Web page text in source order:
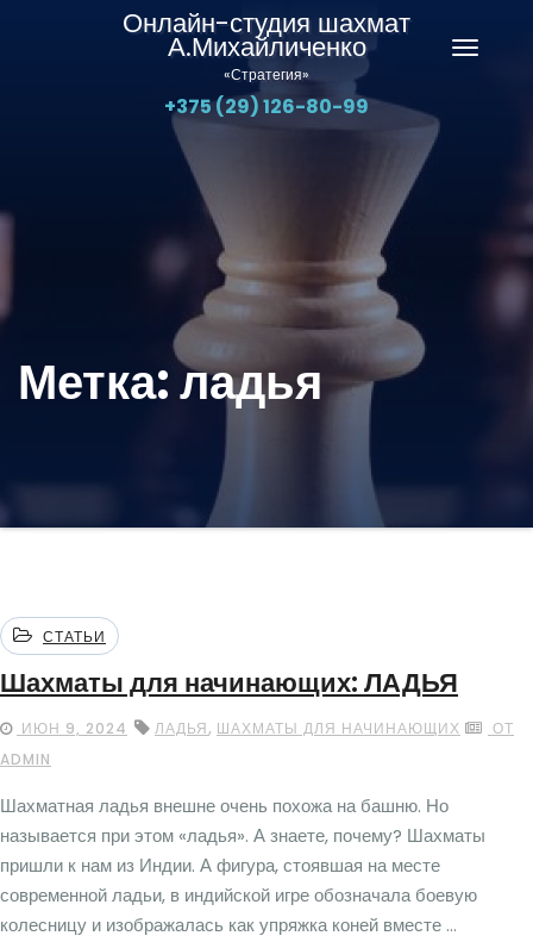
Онлайн-студия шахмат
А.Михайличенко
«Стратегия»
+375 (29) 126-80-99
Метка:ладья
СТАТЬИ
Шахматы для начинающих: ЛАДЬЯ
ИЮН 9, 2024 ЛАДЬЯ, ШАХМАТЫ ДЛЯ НАЧИНАЮЩИХ
ОТ
ADMIN
Шахматная ладья внешне очень похожа на башню. Но
называется при этом «ладья». А знаете, почему? Шахматы
пришли к нам из Индии. А фигура, стоявшая на месте
современной ладьи, в индийской игре обозначала боевую
колесницу и изображалась как упряжка коней вместе ...